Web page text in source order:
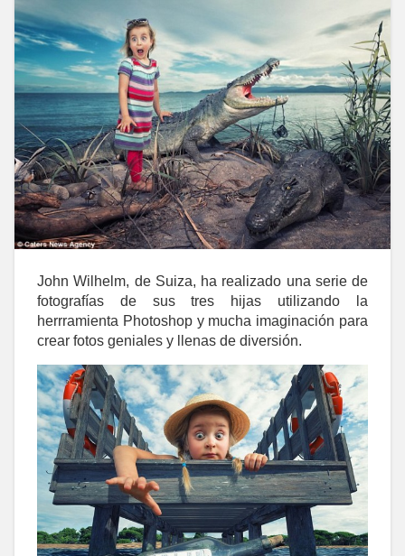
John Wilhelm, de Suiza, ha realizado una serie de
fotografías de sus tres hijas utilizando la
herrramienta Photoshop y mucha imaginación para
crear fotos geniales y llenas de diversión.